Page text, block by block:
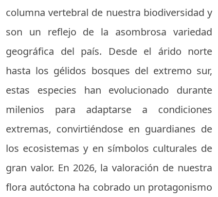
columna vertebral de nuestra biodiversidad y
son un reflejo de la asombrosa variedad
geográfica del país. Desde el árido norte
hasta los gélidos bosques del extremo sur,
estas especies han evolucionado durante
milenios para adaptarse a condiciones
extremas, convirtiéndose en guardianes de
los ecosistemas y en símbolos culturales de
gran valor. En 2026, la valoración de nuestra
flora autóctona ha cobrado un protagonismo